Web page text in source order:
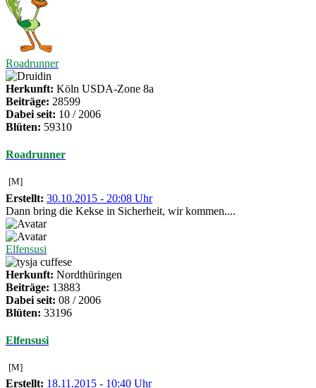
Roadrunner
Herkunft: Köln USDA-Zone 8a
Beiträge: 28599
Dabei seit: 10 / 2006
Blüten: 59310
Roadrunner
[M]
Erstellt: 30.10.2015 - 20:08 Uhr
Dann bring die Kekse in Sicherheit, wir kommen....
Elfensusi
Herkunft: Nordthüringen
Beiträge: 13883
Dabei seit: 08 / 2006
Blüten: 33196
Elfensusi
[M]
Erstellt: 18.11.2015 - 10:40 Uhr